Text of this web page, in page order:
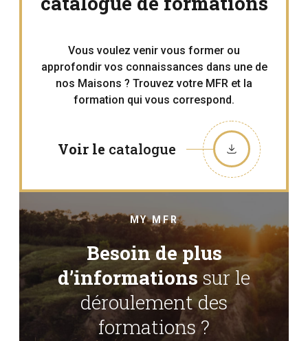
Vous voulez venir vous former ou
approfondir vos connaissances dans une de
nos Maisons ? Trouvez votre MFR et la
formation qui vous correspond.
Voir le catalogue
MY MFR
Besoin de plus
d’informationssur le
déroulement des
formations ?